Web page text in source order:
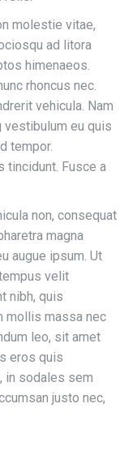
molestie vitae,
ad litora
himenaeos.
rhoncus nec.
vehicula. Nam
eu quis
tempor.
tincidunt. Fusce a
non, consequat
magna
augue ipsum. Ut
velit
nibh, quis
mollis massa nec
leo, sit amet
eros quis
in sodales sem
justo nec,